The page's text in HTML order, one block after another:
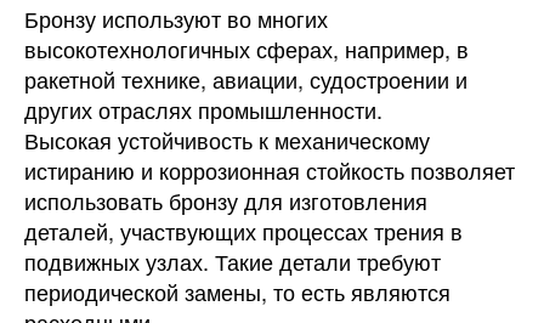
Бронзу используют во многих
высокотехнологичных сферах, например, в
ракетной технике, авиации, судостроении и
других отраслях промышленности.
Высокая устойчивость к механическому
истиранию и коррозионная стойкость позволяет
использовать бронзу для изготовления
деталей, участвующих процессах трения в
подвижных узлах. Такие детали требуют
периодической замены, то есть являются